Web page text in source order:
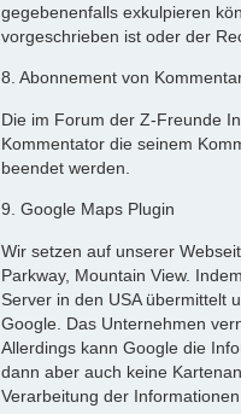
gegebenenfalls exkulpieren
vorgeschrieben ist oder der
8. Abonnement von
Die im Forum der Z-Freunde
Kommentator die seinem
beendet werden.
9. Google Maps Plugin
Wir setzen auf unserer
Parkway, Mountain View.
Server in den USA übermittelt
Google. Das Unternehmen
Allerdings kann Google die
dann aber auch keine
Verarbeitung der